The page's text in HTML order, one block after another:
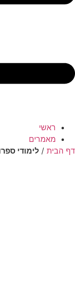
ראשי
מאמרים
דף הבית / לימודי